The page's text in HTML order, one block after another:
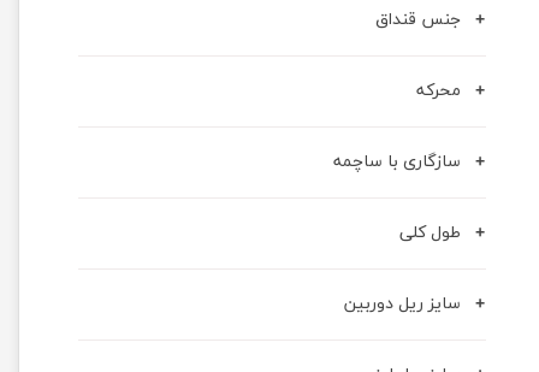
جنس قنداق
محرکه
سازگاری با ساچمه
طول کلی
سایز ریل دوربین